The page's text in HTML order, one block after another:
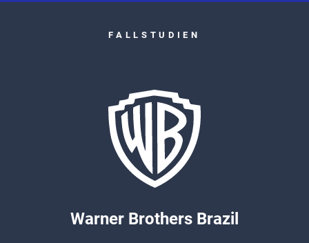
FALLSTUDIEN
Warner Brothers Brazil